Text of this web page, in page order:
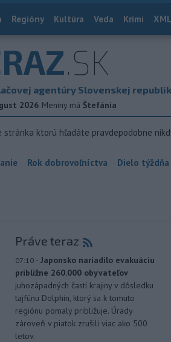
Regióny Kultúra Veda Krimi
.SK
agentúry Slovenskej
2026 Meniny má Štefánia
ktorú hľadáte pravdepodobne
Rok dobrovoľníctva Dielo týždňa
Práve teraz
07:10 - Japonsko nariadilo evakuáciu
približne 260.000 obyvateľov
juhozápadných častí krajiny v dôsledku
tajfúnu Dolphin, ktorý sa k tomuto
regiónu pomaly približuje. Úrady
zároveň v piatok zrušili viac ako 500
letov.